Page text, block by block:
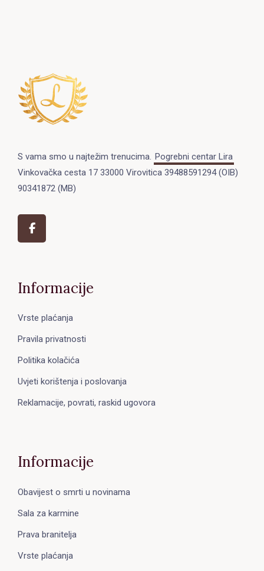
S vama smo u najtežim trenucima. Pogrebni centar Lira
Vinkovačka cesta 17 33000 Virovitica 39488591294 (OIB)
90341872 (MB)
Informacije
Vrste plaćanja
Pravila privatnosti
Politika kolačića
Uvjeti korištenja i poslovanja
Reklamacije, povrati, raskid ugovora
Informacije
Obavijest o smrti u novinama
Sala za karmine
Prava branitelja
Vrste plaćanja